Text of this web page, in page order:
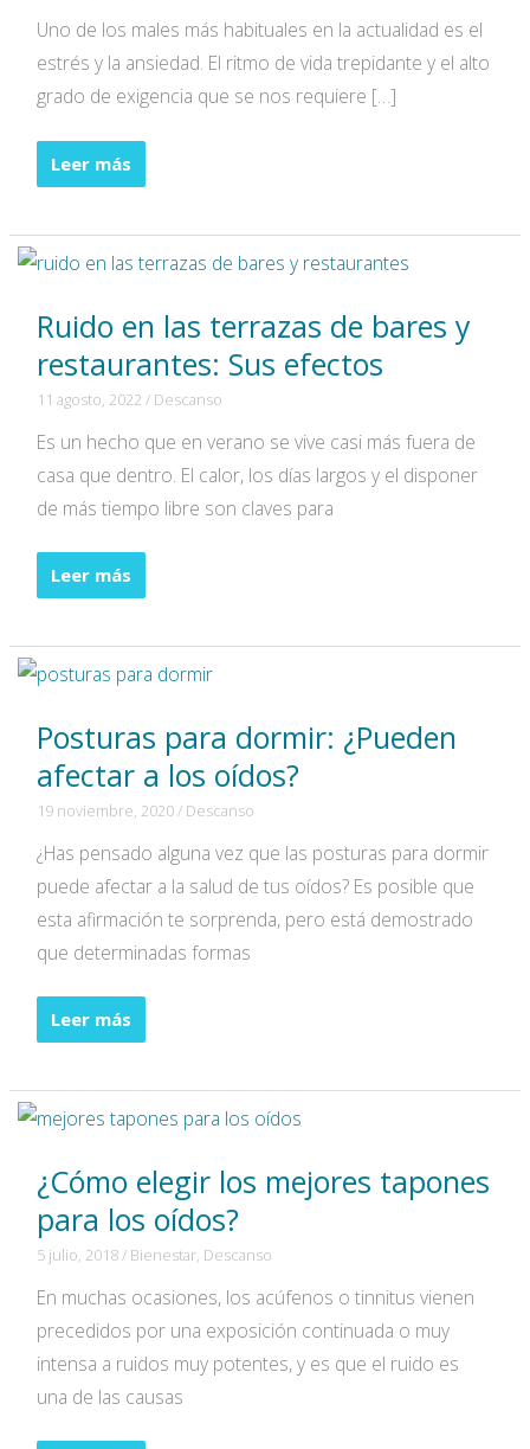
Uno de los males más habituales en la actualidad es el
estrés y la ansiedad. El ritmo de vida trepidante y el alto
grado de exigencia que se nos requiere […]
La
pasiflora
sus
relajantes
Leer más
Ruido en las terrazas de bares y
restaurantes: Sus efectos
11 agosto, 2022 / Descanso
Es un hecho que en verano se vive casi más fuera de
casa que dentro. El calor, los días largos y el disponer
de más tiempo libre son claves para
Ruido
en
terrazas
bares
y
efectos
Leer más
Posturas para dormir: ¿Pueden
afectar a los oídos?
19 noviembre, 2020/ Descanso
¿Has pensado alguna vez que las posturas para dormir
puede afectar a la salud de tus oídos? Es posible que
esta afirmación te sorprenda, pero está demostrado
que determinadas formas
Posturas
para
¿Pueden
a
los
Leer más
¿Cómo elegir los mejores tapones
para los oídos?
5 julio, 2018/ Bienestar, Descanso
En muchas ocasiones, los acúfenos o tinnitus vienen
precedidos por una exposición continuada o muy
intensa a ruidos muy potentes, y es que el ruido es
una de las causas